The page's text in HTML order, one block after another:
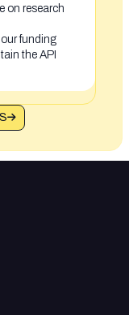
on research
funding
the API